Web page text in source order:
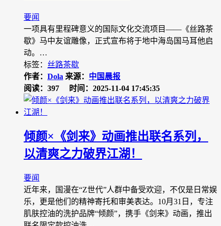
要闻
一项具有里程碑意义的国际文化交流项目——《丝路茶
歇》马中友谊雕像，正式宣布将于地中海岛国马耳他启
动。…
标签： 丝路茶歇
作者： Dola 来源： 中国晨报
阅读：397
时间：2025-11-04 17:45:35
倾颜×《剑来》动画推出联名系列，
以清爽之力破界江湖！
要闻
近年来，国漫在“Z世代”人群中备受欢迎，不仅是日常娱
乐，更是他们的精神寄托和审美表达。10月31日，专注
肌肤控油的洗护品牌“倾颜”，携手《剑来》动画，推出